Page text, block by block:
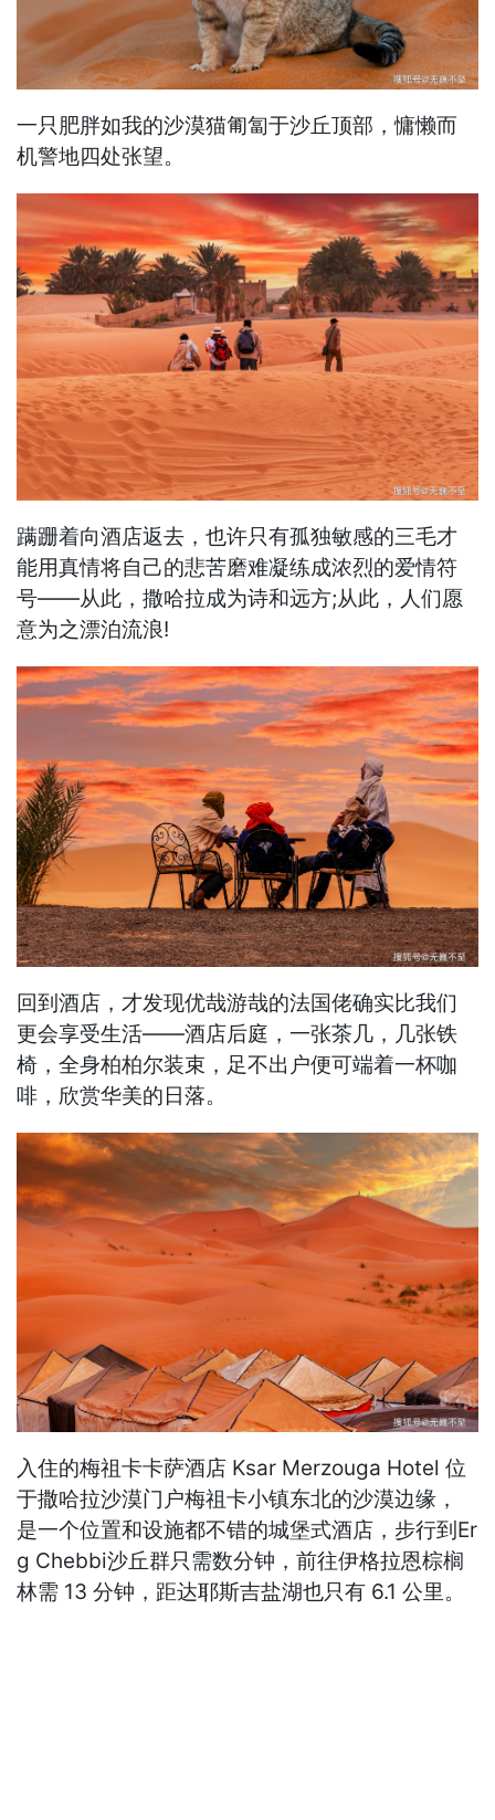
一只肥胖如我的沙漠猫匍匐于沙丘顶部，慵懒而
机警地四处张望。
蹒跚着向酒店返去，也许只有孤独敏感的三毛才
能用真情将自己的悲苦磨难凝练成浓烈的爱情符
号——从此，撒哈拉成为诗和远方;从此，人们愿
意为之漂泊流浪!
回到酒店，才发现优哉游哉的法国佬确实比我们
更会享受生活——酒店后庭，一张茶几，几张铁
椅，全身柏柏尔装束，足不出户便可端着一杯咖
啡，欣赏华美的日落。
入住的梅祖卡卡萨酒店 Ksar Merzouga Hotel 位
于撒哈拉沙漠门户梅祖卡小镇东北的沙漠边缘，
是一个位置和设施都不错的城堡式酒店，步行到Er
g Chebbi沙丘群只需数分钟，前往伊格拉恩棕榈
林需 13 分钟，距达耶斯吉盐湖也只有 6.1 公里。